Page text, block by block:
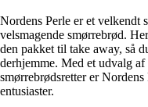
Nordens Perle er et velkendt
velsmagende smørrebrød.
den pakket til take away, så
derhjemme. Med et udvalg
smørrebrødsretter er
entusiaster.